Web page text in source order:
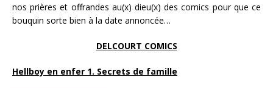
nos prières et offrandes au(x) dieu(x) des comics pour que ce
bouquin sorte bien à la date annoncée…
DELCOURT COMICS
Hellboy en enfer 1. Secrets de famille